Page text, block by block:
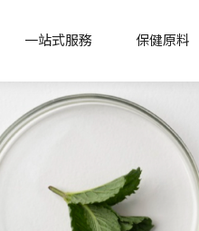
一站式服務 保健原料